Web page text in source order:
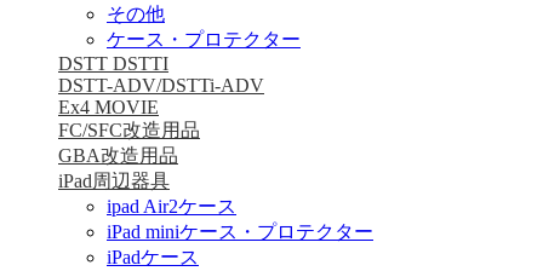
その他
ケース・プロテクター
DSTT DSTTI
DSTT-ADV/DSTTi-ADV
Ex4 MOVIE
FC/SFC改造用品
GBA改造用品
iPad周辺器具
ipad Air2ケース
iPad miniケース・プロテクター
iPadケース